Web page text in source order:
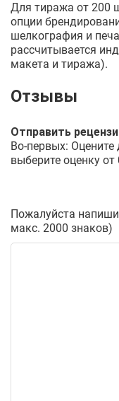
Для тиража от 200
опции
шелкография и
рассчитывается
макета и тиража).
Отправить
Во-первых:
выберите оценку
Пожалуйста
макс. 2000 знаков)